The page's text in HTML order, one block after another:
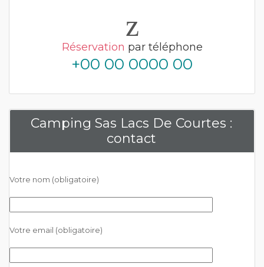
Réservation par téléphone
+00 00 0000 00
Camping Sas Lacs De Courtes :
contact
Votre nom (obligatoire)
Votre email (obligatoire)